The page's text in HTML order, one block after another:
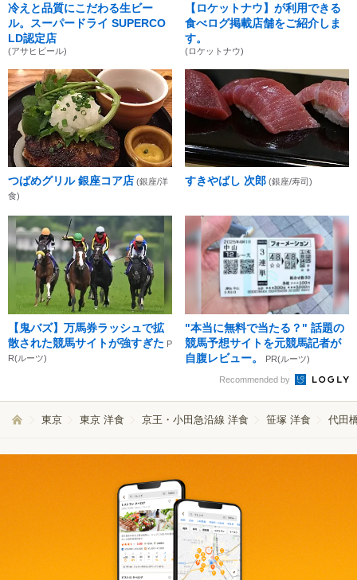
冷えと品質にこだわる生ビー
ル。スーパードライ SUPERCO
LD認定店
(アサヒビール)
【ロケットナウ】が利用できる
食べログ掲載店舗をご紹介しま
す。
(ロケットナウ)
つばめグリル 銀座コア店 (銀座/洋
食)
すきやばし 次郎 (銀座/寿司)
【鬼バズ】万馬券ラッシュで拡
散された競馬サイトが強すぎた P
R(ルーツ)
"本当に無料で当たる？" 話題の
競馬予想サイトを元競馬記者が
自腹レビュー。
PR(ルーツ)
Recommended by
東京 東京 洋食 京王・小田急沿線 洋食 笹塚 洋食 代田